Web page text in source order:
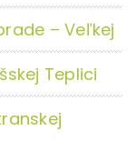
– Veľkej
Teplici